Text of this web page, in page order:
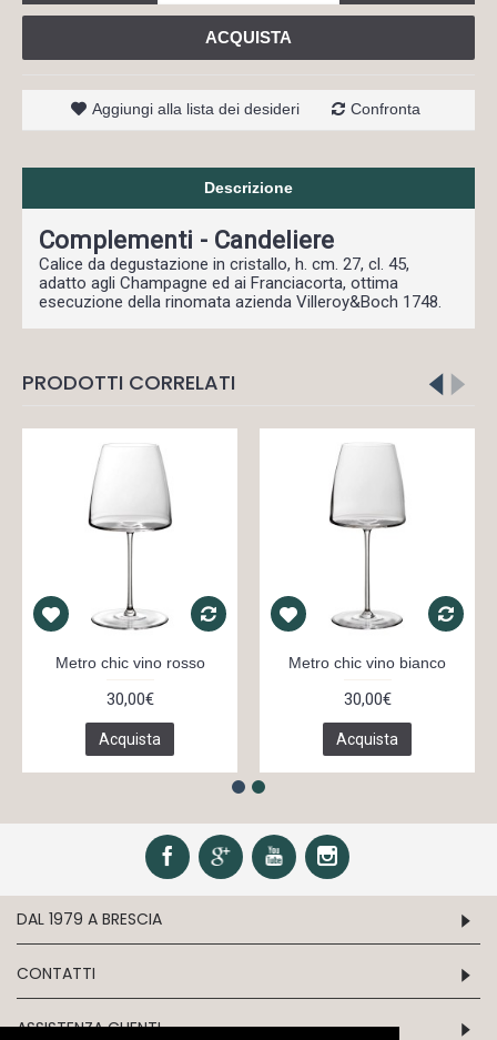
ACQUISTA
Aggiungi alla lista dei desideri Confronta
Descrizione
Complementi - Candeliere
Calice da degustazione in cristallo, h. cm. 27, cl. 45,
adatto agli Champagne ed ai Franciacorta, ottima
esecuzione della rinomata azienda Villeroy&Boch 1748.
PRODOTTI CORRELATI
Metro chic vino rosso
30,00€
Acquista
Metro chic vino bianco
30,00€
Acquista
DAL 1979 A BRESCIA
CONTATTI
ASSISTENZA CLIENTI